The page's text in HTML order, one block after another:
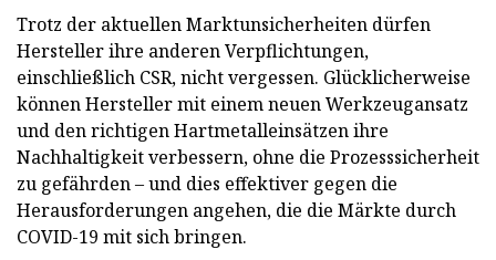
Trotz der aktuellen Marktunsicherheiten dürfen
Hersteller ihre anderen Verpflichtungen,
einschließlich CSR, nicht vergessen. Glücklicherweise
können Hersteller mit einem neuen Werkzeugansatz
und den richtigen Hartmetalleinsätzen ihre
Nachhaltigkeit verbessern, ohne die Prozesssicherheit
zu gefährden – und dies effektiver gegen die
Herausforderungen angehen, die die Märkte durch
COVID-19 mit sich bringen.